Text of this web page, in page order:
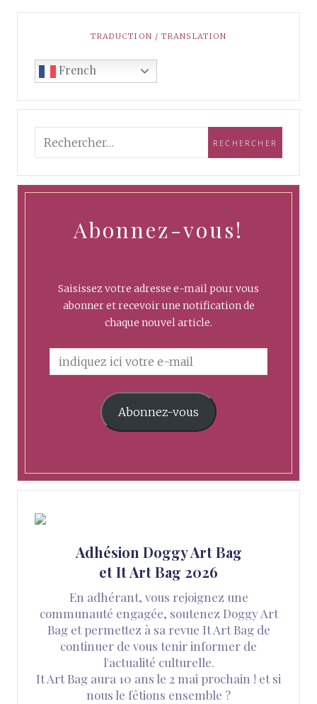
TRADUCTION / TRANSLATION
French
Abonnez-vous!
Saisissez votre adresse e-mail pour vous
abonner et recevoir une notification de
chaque nouvel article.
Abonnez-vous
Adhésion Doggy Art Bag
et It Art Bag 2026
En adhérant, vous rejoignez une
communauté engagée, soutenez Doggy Art
Bag et permettez à sa revue It Art Bag de
continuer de vous tenir informer de
l'actualité culturelle.
It Art Bag aura 10 ans le 2 mai prochain ! et si
nous le fêtions ensemble ?